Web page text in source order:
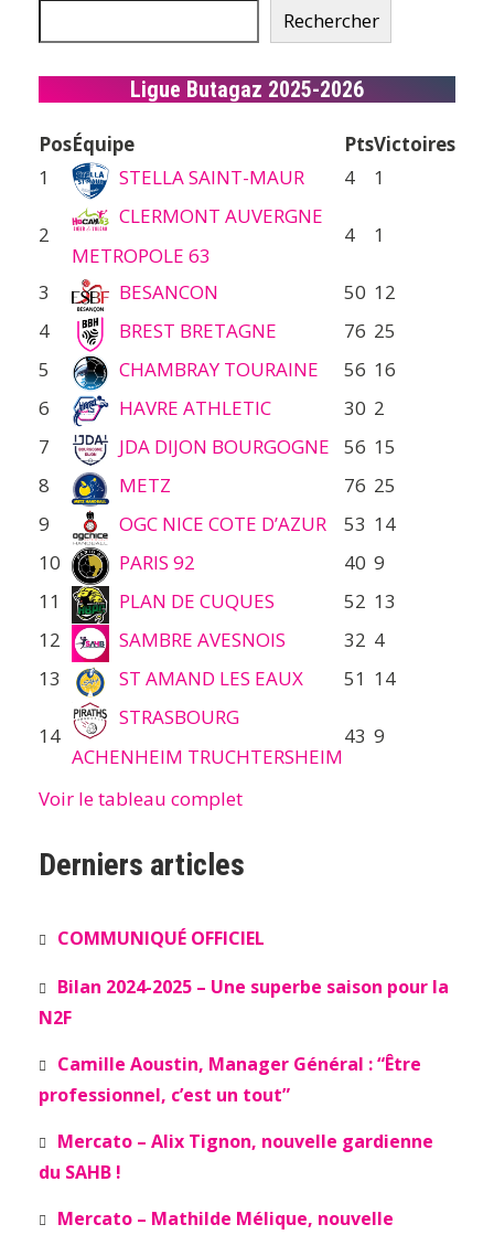
Rechercher
Ligue Butagaz 2025-2026
PosÉquipe PtsVictoires
1
STELLA SAINT-MAUR 4 1
2
CLERMONT AUVERGNE
METROPOLE 63
4 1
3 BESANCON 50 12
4
BREST BRETAGNE 76 25
5
CHAMBRAY TOURAINE 56 16
6
HAVRE ATHLETIC 30 2
7
JDA DIJON BOURGOGNE 56 15
8
METZ 76 25
9
OGC NICE COTE D’AZUR 53 14
10
PARIS 92 40 9
11
PLAN DE CUQUES 52 13
12
SAMBRE AVESNOIS 32 4
13
ST AMAND LES EAUX 51 14
14
STRASBOURG
ACHENHEIM TRUCHTERSHEIM
43 9
Voir le tableau complet
Derniers articles
COMMUNIQUÉ OFFICIEL
Bilan 2024-2025 – Une superbe saison pour la
N2F
Camille Aoustin, Manager Général : “Être
professionnel, c’est un tout”
Mercato – Alix Tignon, nouvelle gardienne
du SAHB !
Mercato – Mathilde Mélique, nouvelle